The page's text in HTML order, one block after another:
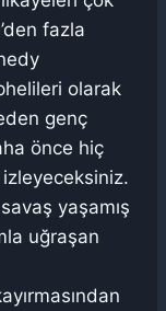
fazla
olarak
genç
önce hiç
yaşamış
uğraşan